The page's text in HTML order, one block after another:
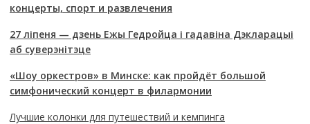
концерты, спорт и развлечения
27 ліпеня — дзень Ежы Гедройца і гадавіна Дэкларацыі
аб суверэнітэце
«Шоу оркестров» в Минске: как пройдёт большой
симфонический концерт в филармонии
Лучшие колонки для путешествий и кемпинга